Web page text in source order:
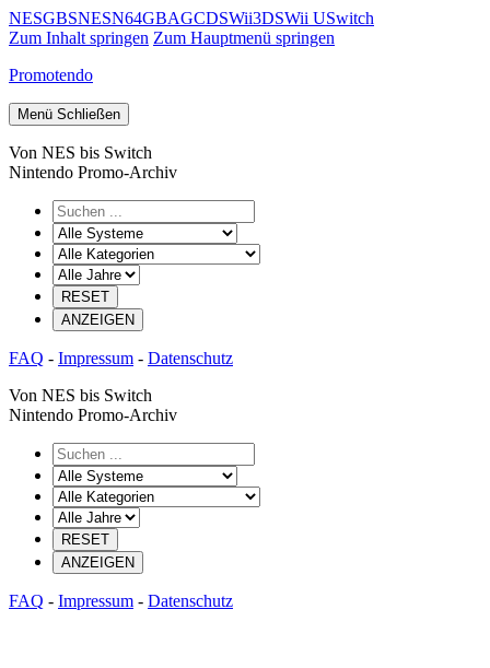
NESGBSNESN64GBAGCDSWii3DSWii USwitch
Zum Inhalt springen Zum Hauptmenü springen
Promotendo
Menü Schließen
Von NES bis Switch
Nintendo Promo-Archiv
FAQ - Impressum - Datenschutz
Von NES bis Switch
Nintendo Promo-Archiv
FAQ - Impressum - Datenschutz